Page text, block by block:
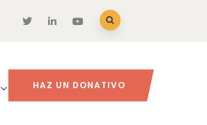
HAZ UN DONATIVO